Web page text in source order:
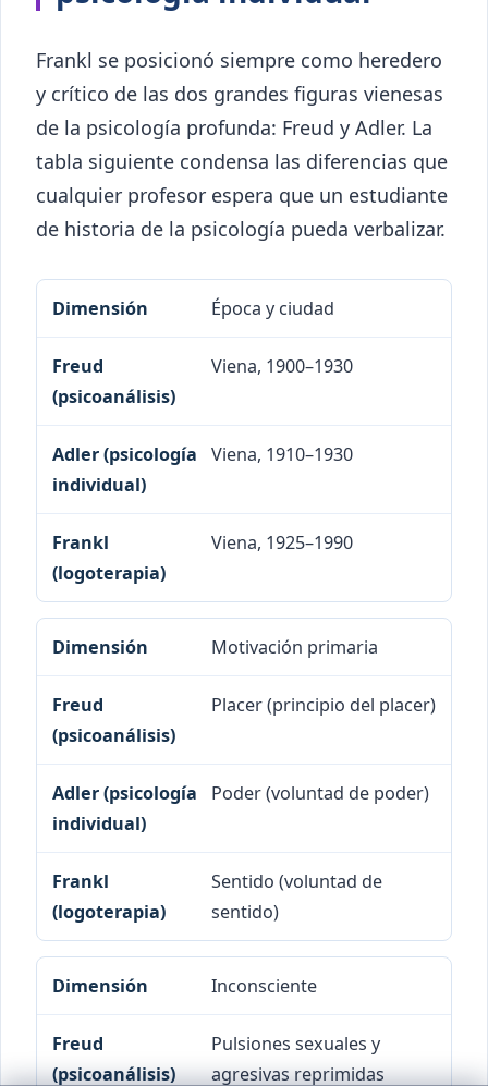
Frankl se posicionó siempre como heredero
y crítico de las dos grandes figuras vienesas
de la psicología profunda: Freud y Adler. La
tabla siguiente condensa las diferencias que
cualquier profesor espera que un estudiante
de historia de la psicología pueda verbalizar.
Dimensión Freud (psicoanálisis)
Época y ciudad
Viena, 1900–1930
Viena, 1910–1930
Viena, 1925–1990
Motivación primaria
Placer (principio del placer)
Poder (voluntad de poder)
Sentido (voluntad de
sentido)
Inconsciente
Pulsiones sexuales y
agresivas reprimidas